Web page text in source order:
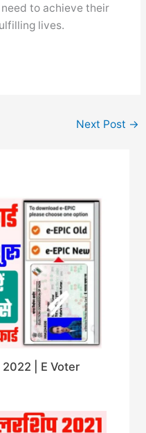
to achieve their
lives.
Next Post →
2022 | E Voter